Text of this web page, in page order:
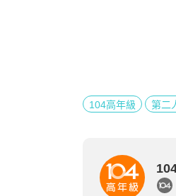
104高年級 第二